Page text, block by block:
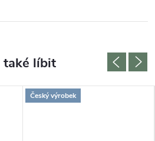
Český výrobek